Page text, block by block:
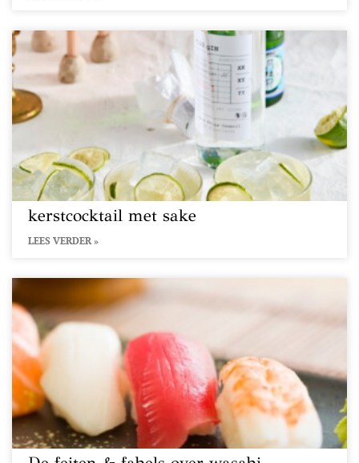
kerstcocktail met sake
LEES VERDER »